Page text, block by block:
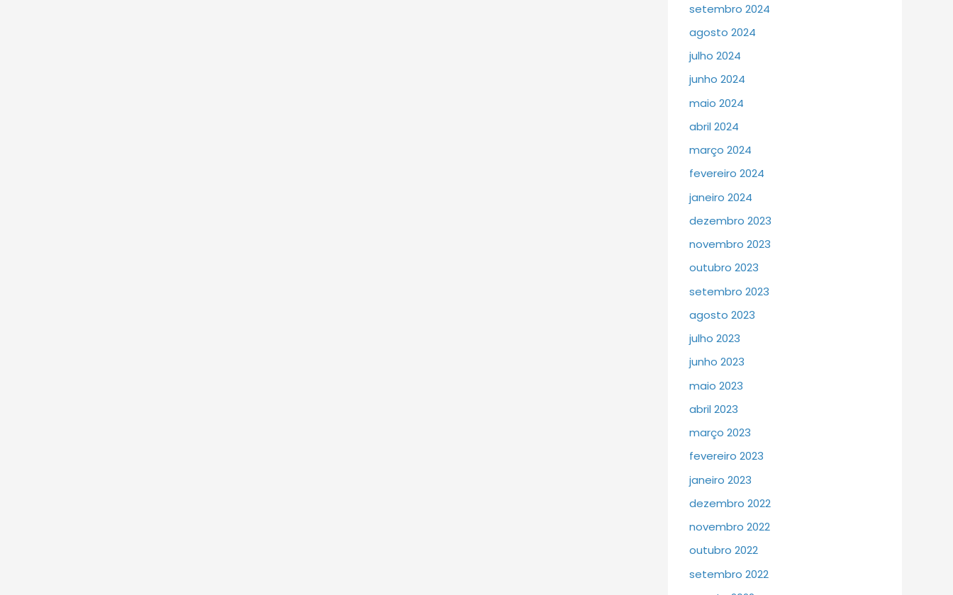
setembro 2024
agosto 2024
julho 2024
junho 2024
maio 2024
abril 2024
março 2024
fevereiro 2024
janeiro 2024
dezembro 2023
novembro 2023
outubro 2023
setembro 2023
agosto 2023
julho 2023
junho 2023
maio 2023
abril 2023
março 2023
fevereiro 2023
janeiro 2023
dezembro 2022
novembro 2022
outubro 2022
setembro 2022